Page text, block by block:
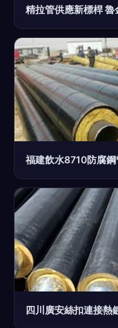
福建飲水8710防腐
四川廣安絲扣連接熱